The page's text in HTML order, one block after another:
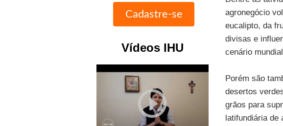
Vídeos IHU
play_circle_outline
agronegócio
eucalipto, da
divisas e
cenário
Porém são
desertos
grãos para
latifundiária de